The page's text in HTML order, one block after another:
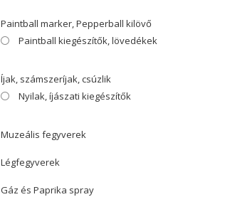
Paintball marker, Pepperball kilövő
Paintball kiegészítők, lövedékek
Íjak, számszeríjak, csúzlik
Nyilak, íjászati kiegészítők
Muzeális fegyverek
Légfegyverek
Gáz és Paprika spray